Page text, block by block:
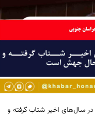
سال‌های اخیر شتاب گرفته و